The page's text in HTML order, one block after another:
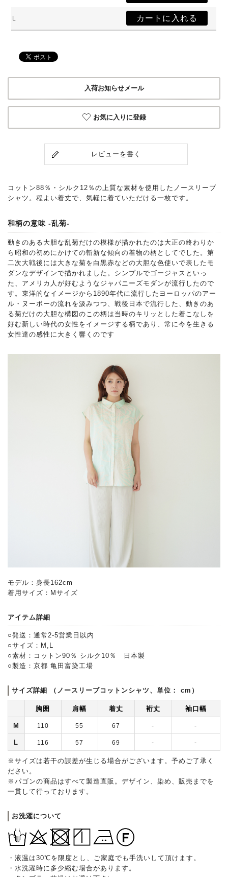
L
入荷お知らせメール
お気に入りに登録
レビューを書く
コットン88％・シルク12％の上質な素材を使用したノースリーブ
シャツ。程よい着丈で、気軽に着ていただける一枚です。
和柄の意味 -乱菊-
動きのある大胆な乱菊だけの模様が描かれたのは大正の終わりか
ら昭和の初めにかけての斬新な傾向の着物の柄としてでした。第
二次大戦後には大きな菊を白黒赤などの大胆な色使いで表したモ
ダンなデザインで描かれました。シンプルでゴージャスといっ
た、アメリカ人が好むようなジャパニーズモダンが流行したので
す。東洋的なイメージから1890年代に流行したヨーロッパのアー
ル・ヌーボーの流れを汲みつつ、戦後日本で流行した、動きのあ
る菊だけの大胆な構図のこの柄は当時のキリッとした着こなしを
好む新しい時代の女性をイメージする柄であり、常に今を生きる
女性達の感性に大きく響くのです
モデル：身長162cm
着用サイズ：Mサイズ
アイテム詳細
○発送：通常2-5営業日以内
○サイズ：M,L
○素材：コットン90％ シルク10％ 日本製
○製造：京都 亀田富染工場
サイズ詳細 （ノースリーブコットンシャツ、単位： cm）
胸囲 肩幅 着丈 裄丈 袖口幅
M 110 55 67 - -
L 116 57 69 - -
※サイズは若干の誤差が生じる場合がございます。予めご了承く
ださい。
※パゴンの商品はすべて製造直販。デザイン、染め、販売までを
一貫して行っております。
お洗濯について
・液温は30℃を限度とし、ご家庭でも手洗いして頂けます。
・水洗濯時に多少縮む場合があります。